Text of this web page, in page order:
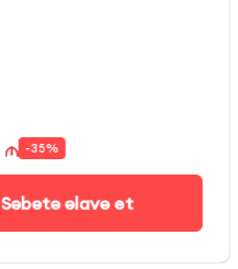
-35%
Səbətə əlavə et